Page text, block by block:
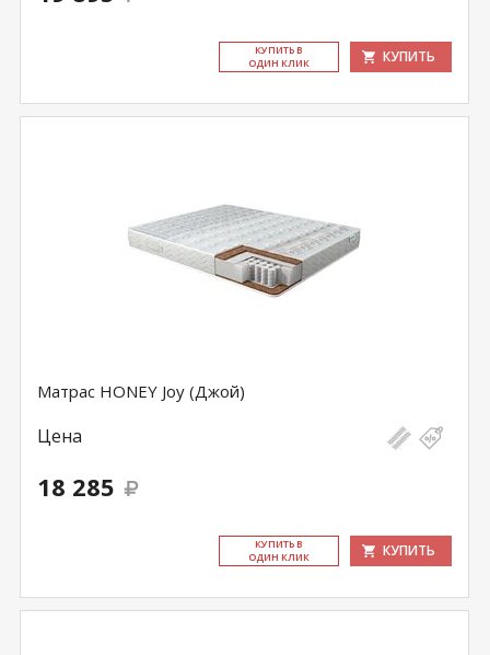
КУ­ПИТЬ В
ОДИН КЛИК
КУПИТЬ
Матрас HONEY Joy (Джой)
Цена
18 285
КУ­ПИТЬ В
ОДИН КЛИК
КУПИТЬ